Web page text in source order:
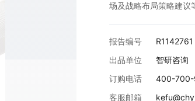
场及战略布局策略建议
报告编号
R1142761
出品单位
智研咨询
订购电话
400-700-
客服邮箱